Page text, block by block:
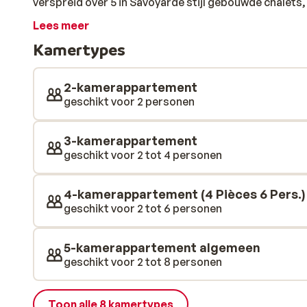
piste. De luxe appartementen zijn sfeervol ingericht
drankje kun je lopend naar het centrum van Oz. Het
waardoor alles binnen handbereik is. Om de dag in
verwarmde binnenzwembad en de sauna.
Lees meer
Kamertypes
2-kamerappartement
geschikt voor 2 personen
3-kamerappartement
geschikt voor 2 tot 4 personen
4-kamerappartement (4 Pièces 6 Pers.)
geschikt voor 2 tot 6 personen
5-kamerappartement algemeen
geschikt voor 2 tot 8 personen
Toon alle 8 kamertypes